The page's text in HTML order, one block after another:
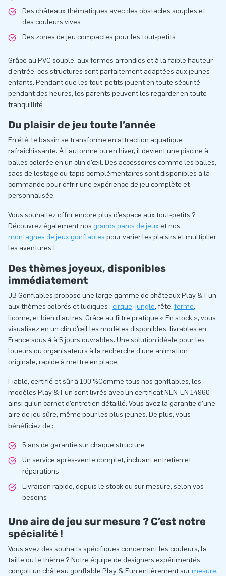
Des châteaux thématiques avec des obstacles souples et
des couleurs vives
Des zones de jeu compactes pour les tout-petits
Grâce au PVC souple, aux formes arrondies et à la faible hauteur
d’entrée, ces structures sont parfaitement adaptées aux jeunes
enfants. Pendant que les tout-petits jouent en toute sécurité
pendant des heures, les parents peuvent les regarder en toute
tranquillité
Du plaisir de jeu toute l’année
En été, le bassin se transforme en attraction aquatique
rafraîchissante. À l’automne ou en hiver, il devient une piscine à
balles colorée en un clin d’œil. Des accessoires comme les balles,
sacs de lestage ou tapis complémentaires sont disponibles à la
commande pour offrir une expérience de jeu complète et
personnalisée.
Vous souhaitez offrir encore plus d’espace aux tout-petits ?
Découvrez également nos grands parcs de jeuxet nos
montagnes de jeux gonflables pour varier les plaisirs et multiplier
les aventures !
Des thèmes joyeux, disponibles
immédiatement
JB Gonflables propose une large gamme de châteaux Play & Fun
aux thèmes colorés et ludiques : cirque, jungle, fête, ferme,
licorne, et bien d’autres. Grâce au filtre pratique « En stock », vous
visualisez en un clin d’œil les modèles disponibles, livrables en
France sous 4 à 5 jours ouvrables. Une solution idéale pour les
loueurs ou organisateurs à la recherche d'une animation
originale, rapide à mettre en place.
Fiable, certifié et sûr à 100 %Comme tous nos gonflables, les
modèles Play & Fun sont livrés avec un certificat NEN-EN 14960
ainsi qu’un carnet d’entretien détaillé. Vous avez la garantie d’une
aire de jeu sûre, même pour les plus jeunes. De plus, vous
bénéficiez de :
5 ans de garantie sur chaque structure
Un service après-vente complet, incluant entretien et
réparations
Livraison rapide, depuis le stock ou sur mesure, selon vos
besoins
Une aire de jeu sur mesure ? C’est notre
spécialité !
Vous avez des souhaits spécifiques concernant les couleurs, la
taille ou le thème ? Notre équipe de designers expérimentés
conçoit un château gonflable Play & Fun entièrement surmesure,